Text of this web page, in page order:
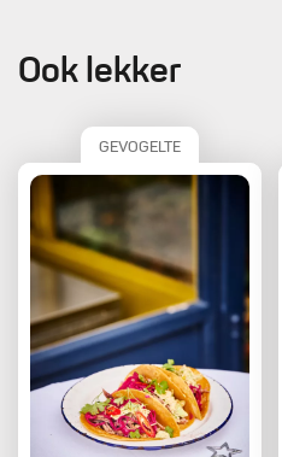
Ook lekker
GEVOGELTE